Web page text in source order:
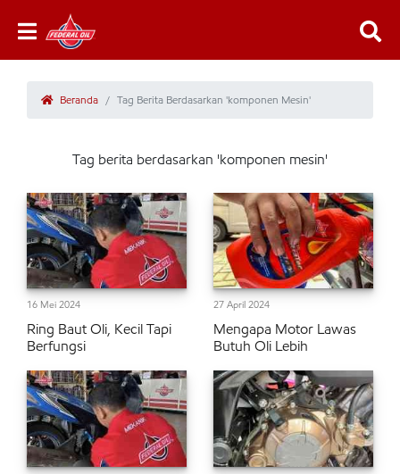
Beranda Tag Berita Berdasarkan 'komponen Mesin'
Tag berita berdasarkan 'komponen mesin'
16 Mei 2024
Ring Baut Oli, Kecil Tapi
Berfungsi
27 April 2024
Mengapa Motor Lawas
Butuh Oli Lebih